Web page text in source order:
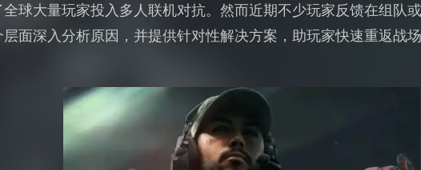
球大量玩家投入多人联机对抗。然而近期不少玩家反馈在组队
面深入分析原因，并提供针对性解决方案，助玩家快速重返战